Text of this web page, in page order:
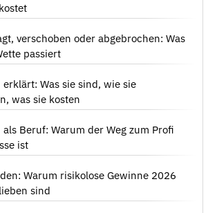
verschoben oder abgebrochen: Was
passiert
Was sie sind, wie sie
was sie kosten
Beruf: Warum der Weg zum Profi
ist
Warum risikolose Gewinne 2026
sind